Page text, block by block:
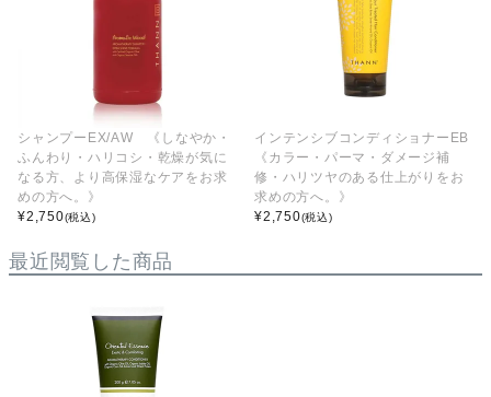
シャンプーEX/AW 《しなやか・
ふんわり・ハリコシ・乾燥が気に
なる方、より高保湿なケアをお求
めの方へ。》
¥2,750(税込)
インテンシブコンディショナーEB
《カラー・パーマ・ダメージ補
修・ハリツヤのある仕上がりをお
求めの方へ。》
¥2,750(税込)
最近閲覧した商品